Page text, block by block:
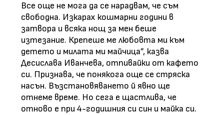
Все още не мога да се нарадвам, че съм
свободна. Изкарах кошмарни години в
затвора и всяка нощ за мен беше
изтезание. Крепеше ме любовта ми към
детето и милата ми майчица”, казва
Десислава Иванчева, отпивайки от кафето
си. Признава, че понякога още се стряска
насън. Възстановяването й явно ще
отнеме време. Но сега е щастлива, че
отново е при 4-годишния си син и майка си.